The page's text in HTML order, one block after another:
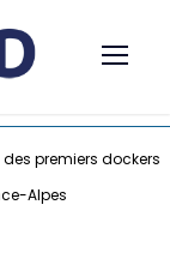
premiers dockers
Alpes